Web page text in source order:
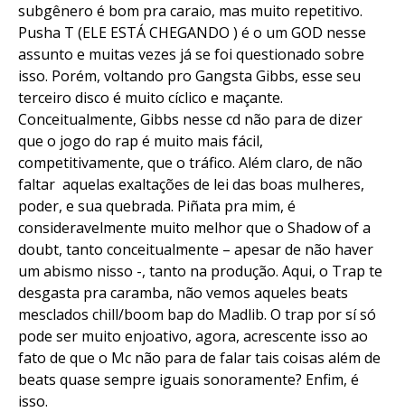
subgênero é bom pra caraio, mas muito repetitivo.
Pusha T (ELE ESTÁ CHEGANDO ) é o um GOD nesse
assunto e muitas vezes já se foi questionado sobre
isso. Porém, voltando pro Gangsta Gibbs, esse seu
terceiro disco é muito cíclico e maçante.
Conceitualmente, Gibbs nesse cd não para de dizer
que o jogo do rap é muito mais fácil,
competitivamente, que o tráfico. Além claro, de não
faltar aquelas exaltações de lei das boas mulheres,
poder, e sua quebrada. Piñata pra mim, é
consideravelmente muito melhor que o Shadow of a
doubt, tanto conceitualmente – apesar de não haver
um abismo nisso -, tanto na produção. Aqui, o Trap te
desgasta pra caramba, não vemos aqueles beats
mesclados chill/boom bap do Madlib. O trap por sí só
pode ser muito enjoativo, agora, acrescente isso ao
fato de que o Mc não para de falar tais coisas além de
beats quase sempre iguais sonoramente? Enfim, é
isso.